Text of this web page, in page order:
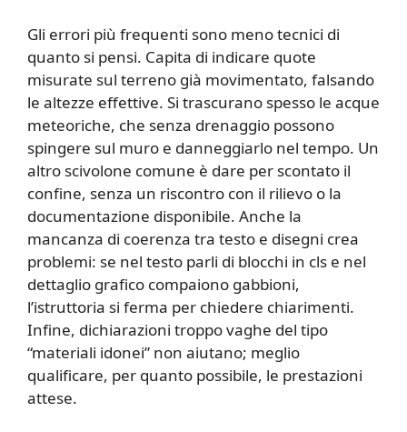
Gli errori più frequenti sono meno tecnici di
quanto si pensi. Capita di indicare quote
misurate sul terreno già movimentato, falsando
le altezze effettive. Si trascurano spesso le acque
meteoriche, che senza drenaggio possono
spingere sul muro e danneggiarlo nel tempo. Un
altro scivolone comune è dare per scontato il
confine, senza un riscontro con il rilievo o la
documentazione disponibile. Anche la
mancanza di coerenza tra testo e disegni crea
problemi: se nel testo parli di blocchi in cls e nel
dettaglio grafico compaiono gabbioni,
l’istruttoria si ferma per chiedere chiarimenti.
Infine, dichiarazioni troppo vaghe del tipo
“materiali idonei” non aiutano; meglio
qualificare, per quanto possibile, le prestazioni
attese.